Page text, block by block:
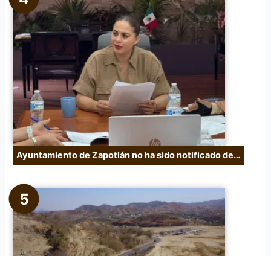
Ayuntamiento de Zapotlán no ha sido notificado de…